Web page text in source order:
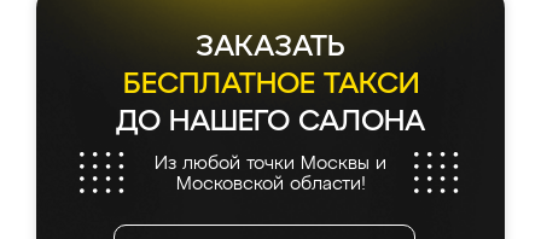
ЗАКАЗАТЬ
БЕСПЛАТНОЕ ТАКСИ
ДО НАШЕГО САЛОНА
Из любой точки Москвы и
Московской области!